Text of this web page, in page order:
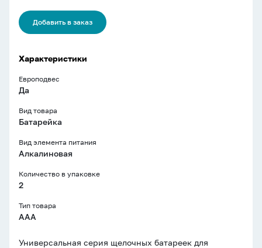
Добавить в заказ
Характеристики
Европодвес
Да
Вид товара
Батарейка
Вид элемента питания
Алкалиновая
Количество в упаковке
2
Тип товара
AAA
Универсальная серия щелочных батареек для